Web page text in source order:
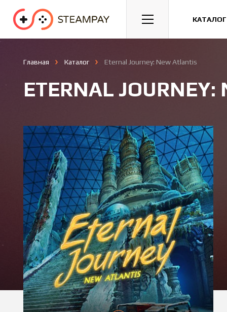
Спорт Гонки Казуальные
Главная Каталог Eternal Journey: New Atlantis
ETERNAL